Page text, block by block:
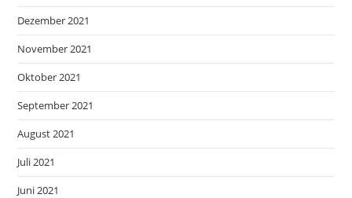
Dezember 2021
November 2021
Oktober 2021
September 2021
August 2021
Juli 2021
Juni 2021